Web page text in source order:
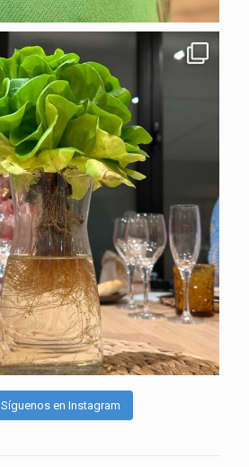
Síguenos en Instagram